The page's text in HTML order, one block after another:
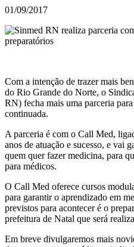
01/09/2017
Com a intenção de trazer mais
do Rio Grande do Norte, o
RN) fecha mais uma parceria
continuada.
A parceria é com o Call Med,
anos de atuação e sucesso, e vai
quem quer fazer medicina, para
para médicos.
O Call Med oferece cursos
para garantir o aprendizado em
previstos para acontecer é o
prefeitura de Natal que será
Em breve divulgaremos mais